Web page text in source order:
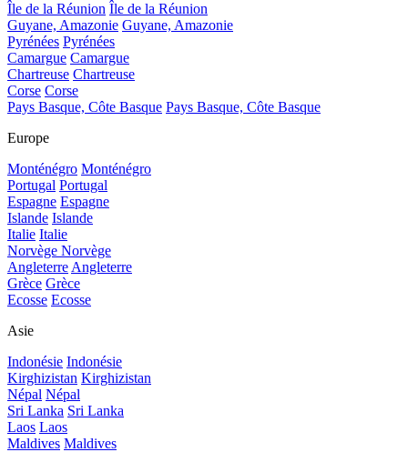
Île de la Réunion Île de la Réunion
Guyane, Amazonie Guyane, Amazonie
Pyrénées Pyrénées
Camargue Camargue
Chartreuse Chartreuse
Corse Corse
Pays Basque, Côte Basque Pays Basque, Côte Basque
Europe
Monténégro Monténégro
Portugal Portugal
Espagne Espagne
Islande Islande
Italie Italie
Norvège Norvège
Angleterre Angleterre
Grèce Grèce
Ecosse Ecosse
Asie
Indonésie Indonésie
Kirghizistan Kirghizistan
Népal Népal
Sri Lanka Sri Lanka
Laos Laos
Maldives Maldives